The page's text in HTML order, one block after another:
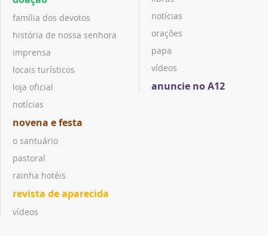
família dos devotos
história de nossa senhora
imprensa
locais turísticos
loja oficial
notícias
novena e festa
o santuário
pastoral
rainha hotéis
revista de aparecida
vídeos
notícias
orações
papa
vídeos
anuncie no A12